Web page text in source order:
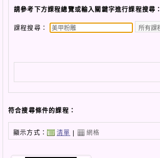
請參考下方課程總覽或輸入關鍵字進行課程搜尋：
課程搜尋：
符合搜尋條件的課程：
顯示方式： 清單 | 網格